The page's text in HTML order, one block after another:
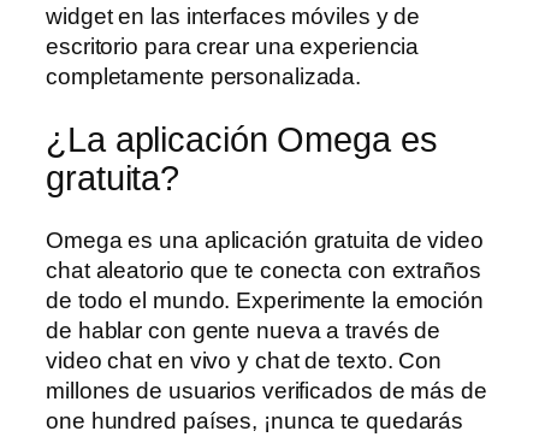
widget en las interfaces móviles y de
escritorio para crear una experiencia
completamente personalizada.
¿La aplicación Omega es
gratuita?
Omega es una aplicación gratuita de video
chat aleatorio que te conecta con extraños
de todo el mundo. Experimente la emoción
de hablar con gente nueva a través de
video chat en vivo y chat de texto. Con
millones de usuarios verificados de más de
one hundred países, ¡nunca te quedarás